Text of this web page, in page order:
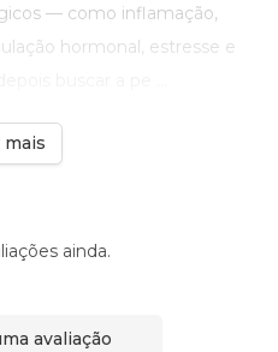
— como inflamação,
hormonal, estresse e
mais
ainda.
avaliação